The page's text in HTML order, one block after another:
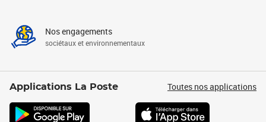
Nos engagements
sociétaux et environnementaux
Applications La Poste Toutes nos applications